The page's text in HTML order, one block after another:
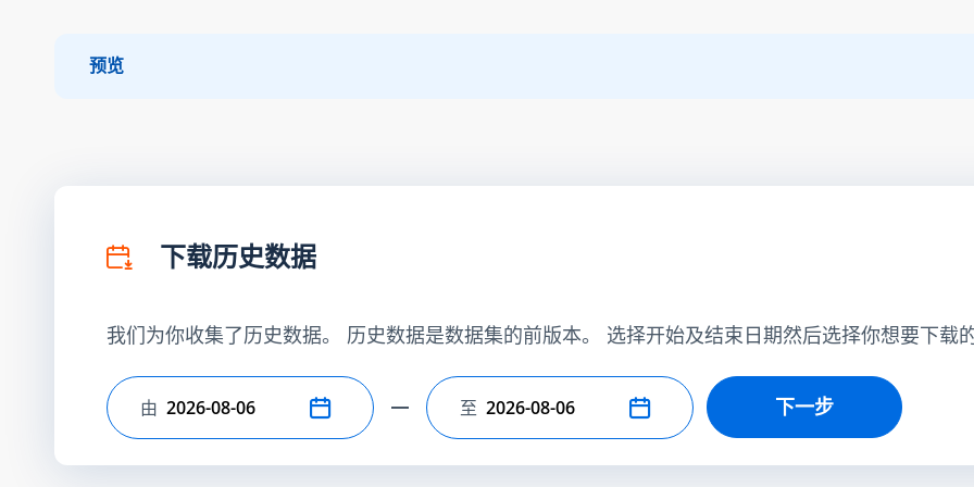
预览
下载历史数据
我们为你收集了历史数据。 历史数据是数据集的前版本。 选择开始及结束日期然后选择你想要下载
选择开始日期
由 选择结束日期
至 下一步